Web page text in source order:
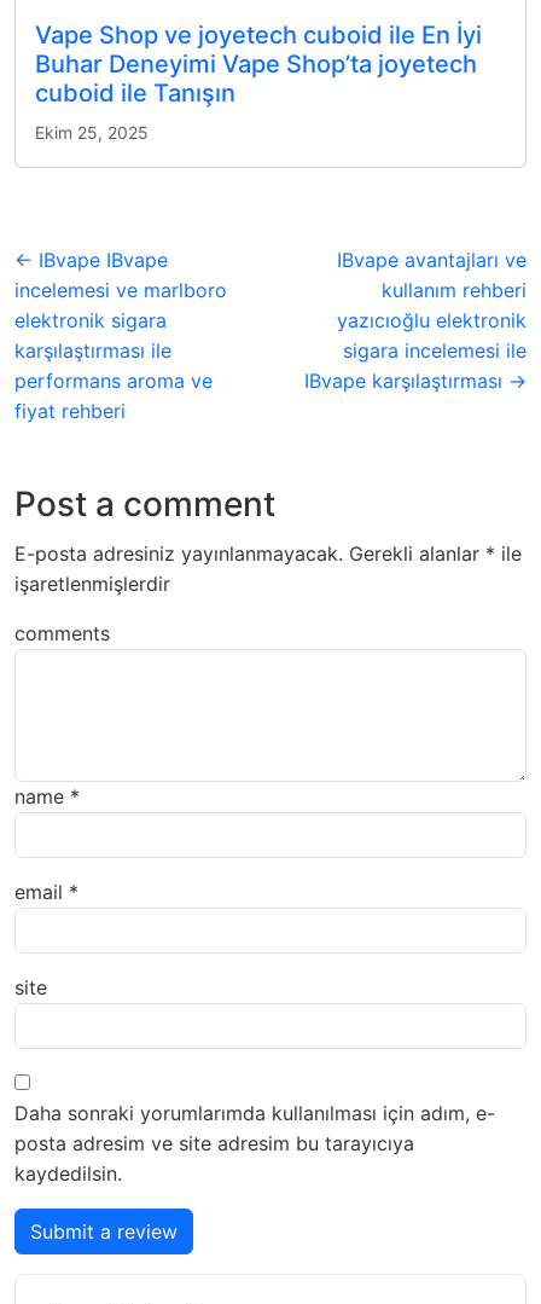
Vape Shop ve joyetech cuboid ile En İyi
Buhar Deneyimi Vape Shop’ta joyetech
cuboid ile Tanışın
Ekim 25, 2025
← IBvape IBvape
incelemesi ve marlboro
elektronik sigara
karşılaştırması ile
performans aroma ve
fiyat rehberi
IBvape avantajları ve
kullanım rehberi
yazıcıoğlu elektronik
sigara incelemesi ile
IBvape karşılaştırması →
Post a comment
E-posta adresiniz yayınlanmayacak. Gerekli alanlar * ile
işaretlenmişlerdir
comments
name *
email *
site
Daha sonraki yorumlarımda kullanılması için adım, e-
posta adresim ve site adresim bu tarayıcıya
kaydedilsin.
Submit a review